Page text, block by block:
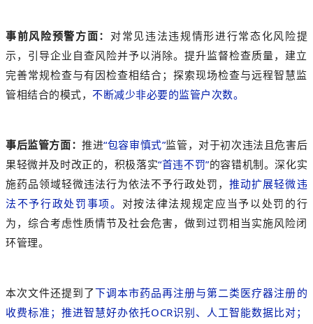
事前风险预警方面： 对常见违法违规情形进行常态化风险提
示，引导企业自查风险并予以消除。提升监督检查质量，建立
完善常规检查与有因检查相结合；探索现场检查与远程智慧监
管相结合的模式， 不断减少非必要的监管户次数。
事后监管方面：推进“包容审慎式”监管，对于初次违法且危害后
果轻微并及时改正的，积极落实“首违不罚”的容错机制。深化实
施药品领域轻微违法行为依法不予行政处罚，推动扩展轻微违
法不予行政处罚事项。 对按法律法规规定应当予以处罚的行
为，综合考虑性质情节及社会危害，做到过罚相当实施风险闭
环管理。
本次文件还提到了下调本市药品再注册与第二类医疗器注册的
收费标准；推进智慧好办依托OCR识别、人工智能数据比对；